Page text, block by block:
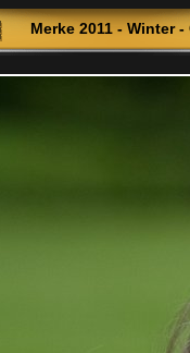
Merke 2011 - Winter